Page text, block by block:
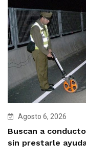
Agosto 6, 2026
Buscan a
sin prestarle